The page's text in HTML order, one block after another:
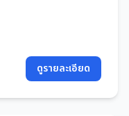
ดูรายละเอียด